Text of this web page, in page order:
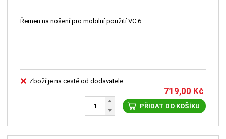
Řemen na nošení pro mobilní použití VC 6.
Zboží je na cestě od dodavatele
719,00 Kč
PŘIDAT DO KOŠÍKU